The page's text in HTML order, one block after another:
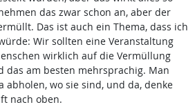
das zwar schon an, aber der
Das ist auch ein Thema, dass ich
Wir sollten eine Veranstaltung
wirklich auf die Vermüllung
das am besten mehrsprachig. Man
abholen, wo sie sind, und da, denke
nach oben.